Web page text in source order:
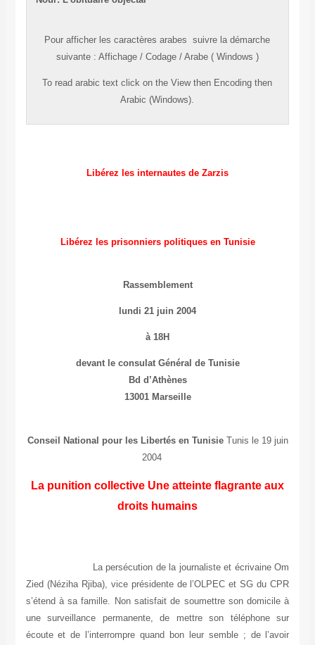
Pour afficher les caractèresarabes suivre la démarche
suivante: Affichage/ Codage/ Arabe ( Windows )
To readarabic text click on theViewthen Encodingthen
Arabic (Windows).
Libérez les internautes de Zarzis
Libérez les prisonniers politiques en Tunisie
Rassemblement
lundi 21 juin 2004
à 18H
devant le consulat Général de Tunisie
Bd d’Athènes
13001 Marseille
Conseil National pour les Libertés en TunisieTunis le 19 juin
2004
La punition collective Une atteinte flagrante aux
droits humains
La persécution de la journaliste et écrivaine Om
Zied (Néziha Rjiba), vice présidente de l’OLPEC et SG du CPR
s’étend à sa famille. Non satisfait de soumettre son domicile à
une surveillance permanente, de mettre son téléphone sur
écoute et de l’interrompre quand bon leur semble ; de l’avoir